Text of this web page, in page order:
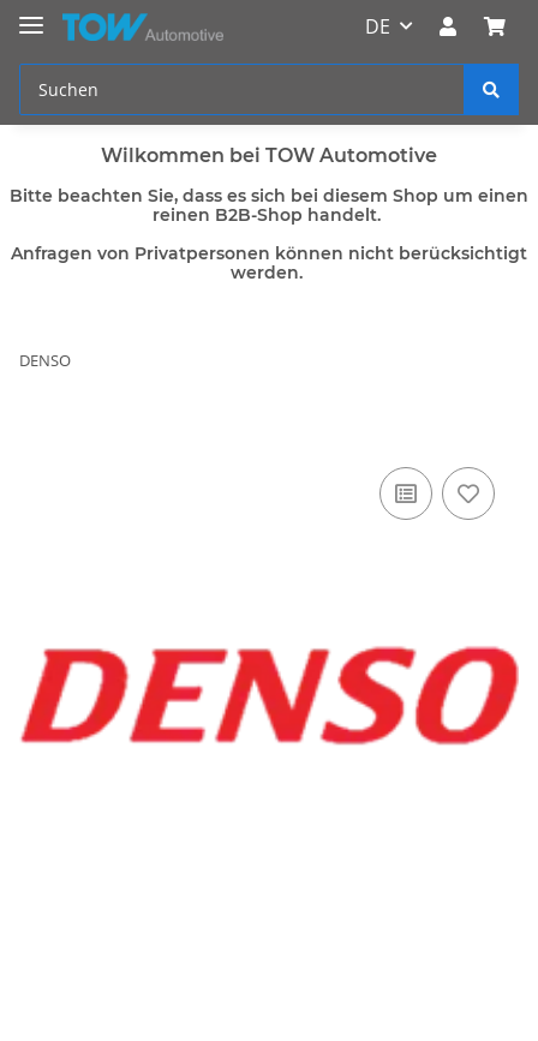
DE
Wilkommen bei TOW Automotive
Bitte beachten Sie, dass es sich bei diesem Shop um einen
reinen B2B-Shop handelt.
Anfragen von Privatpersonen können nicht berücksichtigt
werden.
DENSO